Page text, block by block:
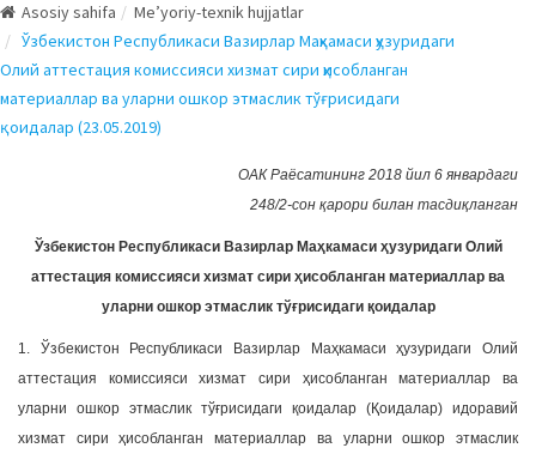
g
l
e
N
a
a
t
o
n
Asosiy sahifa
Me’yoriy-texnik hujjatlar
Ўзбекистон Республикаси Вазирлар Маҳкамаси ҳузуридаги
Олий аттестация комиссияси хизмат сири ҳисобланган
материаллар ва уларни ошкор этмаслик тўғрисидаги
қоидалар (23.05.2019)
ОАК Раёсатининг 2018 йил 6 январдаги
248/2-сон қарори билан тасдиқланган
Ўзбекистон Республикаси Вазирлар Маҳкамаси ҳузуридаги Олий
аттестация комиссияси хизмат сири ҳисобланган материаллар ва
уларни ошкор этмаслик тўғрисидаги қоидалар
1. Ўзбекистон Республикаси Вазирлар Маҳкамаси ҳузуридаги Олий
аттестация комиссияси хизмат сири ҳисобланган материаллар ва
уларни ошкор этмаслик тўғрисидаги қоидалар (Қоидалар) идоравий
хизмат сири ҳисобланган материаллар ва уларни ошкор этмаслик